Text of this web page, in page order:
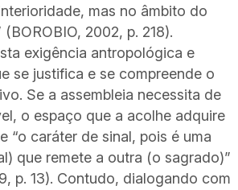
mas no âmbito do
(BOROBIO, 2002, p. 218).
exigência antropológica e
se justifica e se compreende o
Se a assembleia necessita de
o espaço que a acolhe adquire
“o caráter de sinal, pois é uma
que remete a outra (o sagrado)”
p. 13). Contudo, dialogando com